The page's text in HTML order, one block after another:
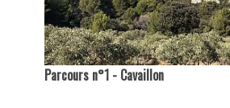
Parcours n°1 - Cavaillon